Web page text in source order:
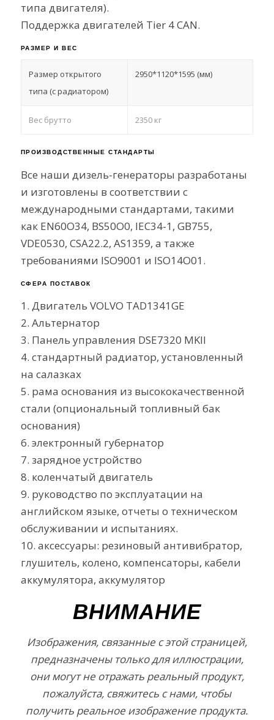
типа двигателя).
Поддержка двигателей Tier 4 CAN.
РАЗМЕР И ВЕС
Размер открытого
типа (с радиатором)
2950*1120*1595 (мм)
Вес брутто 2350 кг
ПРОИЗВОДСТВЕННЫЕ СТАНДАРТЫ
Все наши дизель-генераторы разработаны
и изготовлены в соответствии с
международными стандартами, такими
как EN60O34, BS50O0, IEC34-1, GB755,
VDE0530, CSA22.2, AS1359, а также
требованиями ISO9001 и ISO14O01.
СФЕРА ПОСТАВОК
1. Двигатель VOLVO TAD1341GE
2. Альтернатор
3. Панель управления DSE7320 MKII
4. стандартный радиатор, установленный
на салазках
5. рама основания из высококачественной
стали (опциональный топливный бак
основания)
6. электронный губернатор
7. зарядное устройство
8. коленчатый двигатель
9. руководство по эксплуатации на
английском языке, отчеты о техническом
обслуживании и испытаниях.
10. аксессуары: резиновый антивибратор,
глушитель, колено, компенсаторы, кабели
аккумулятора, аккумулятор
ВНИМАНИЕ
Изображения, связанные с этой страницей,
предназначены только для иллюстрации,
они могут не отражать реальный продукт,
пожалуйста, свяжитесь с нами, чтобы
получить реальное изображение продукта.